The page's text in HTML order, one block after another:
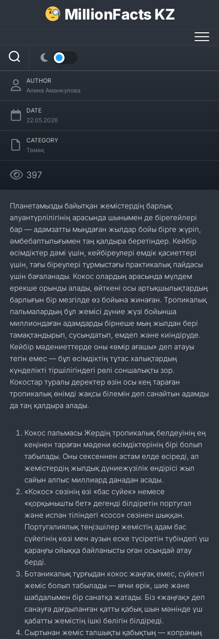
MillionFacts KZ
Кокос туралы 30 қызықты мәліметтер
AUTHOR
Алина Аманкулова
DATE
22.05.2026
CATEGORY
Тамақ
397
Планетамызды байытқан жемістердің барлық
алуантүрлілігінің арасында шынымен де бірегейлері
бар — адамзатты мыңдаған жылдар бойы бірге жүріп,
әмбебаптылығымен таң қалдыра беретіндер. Кейбір
өсімдіктер дәмі үшін, кейбіреулері емдік қасиеттері
үшін, тағы біреулері тұрмыстағы практикалық пайдасы
үшін бағаланады. Кокос олардың арасында мүлдем
ерекше орынды алады, өйткені осы артықшылықтардың
барлығын бір мезгілде өз бойына жинаған. Тропикалық
пальмалардың бұл жемісі дүние жүзі бойынша
миллиондаған адамдарды бірнеше мың жылдан бері
тамақтандырып, сусындатып, емдеп және киіндіруде.
Кейбір мәдениеттерде оны «өмір ағашы» деп атауы
тегін емес — бұл өсімдіктің тұтас халықтардың
күнделікті тіршілігіндегі рөлі соншалықты зор.
Кокостар туралы деректер өзін осы кең тараған
тропикалық өнімді жақсы білемін деп санайтын адамды
да таң қалдыра алады.
Кокос пальмасы Жердің тропикалық белдеуінің ең
кеңінен тараған мәдени өсімдіктерінің бірі болып
табылады. Оны сексеннен астам елде өсіреді, ал
жемістердің жылдық дүниежүзілік өндірісі жыл
сайын алпыс миллиард данадан асады.
«Кокос» сөзінің өзі «бас сүйек» немесе
«қорқынышты бет» дегенді білдіретін португал
және испан тіліндегі «coco» сөзінен шыққан.
Португалиялық теңізшілер жемістің адам бас
сүйегінің көзі мен аузын еске түсіретін түбіндегі үш
қараңғы ойыққа байланысты оған осындай атау
берді.
Ботаникалық тұрғыдан кокос жаңғақ емес, сүйекті
жеміс болып табылады — яғни өрік, шие және
шабдалымен бір санатқа жатады. Біз «жаңғақ» деп
санауға дағдыланған қатты қабық шын мәнінде үш
қабатты жемістің ішкі бөлігін білдіреді.
Сыртынан жеміс талшықты қабықтың — копраның